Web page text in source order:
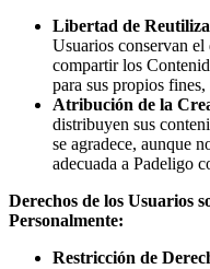
Libertad de
Usuarios conservan
compartir los
para sus propios
Atribución de la
distribuyen sus
se agradece, aunque
adecuada a Padeligo
Derechos de los Usuarios
Personalmente:
Restricción de